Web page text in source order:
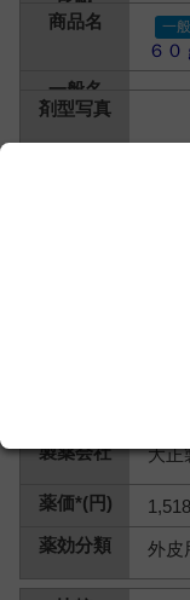
６０
大正
外皮